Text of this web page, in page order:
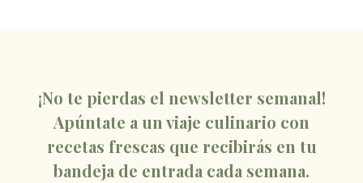
¡No te pierdas el newsletter semanal!
Apúntate a un viaje culinario con
recetas frescas que recibirás en tu
bandeja de entrada cada semana.